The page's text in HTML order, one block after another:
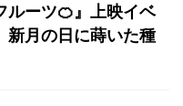
ルーツ🍊』上映イベ
新月の日に蒔いた種